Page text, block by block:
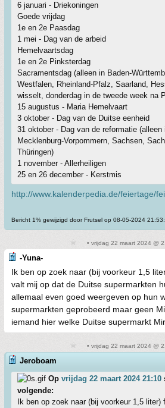
6 januari - Driekoningen
Goede vrijdag
1e en 2e Paasdag
1 mei - Dag van de arbeid
Hemelvaartsdag
1e en 2e Pinksterdag
Sacramentsdag (alleen in Baden-
Westfalen, Rheinland-Pfalz, Saarland,
wisselt, donderdag in de tweede week na
15 augustus - Maria Hemelvaart
3 oktober - Dag van de Duitse eenheid
31 oktober - Dag van de reformatie (alleen
Mecklenburg-Vorpommern, Sachsen,
Thüringen)
1 november - Allerheiligen
25 en 26 december - Kerstmis
http://www.kalenderpedia.de/feiertage/
Bericht 1% gewijzigd door Frutsel op 08-05-2024
• vrijdag 22 maart 2024 @
-Yuna-
Ik ben op zoek naar (bij voorkeur 1,5
valt mij op dat de Duitse supermarkten
allemaal even goed weergeven op hun
supermarkten geprobeerd maar geen
iemand hier welke Duitse supermarkt
• vrijdag 22 maart 2024 @
Jeroboam
Op vrijdag 22 maart 2024 21:10
volgende:
Ik ben op zoek naar (bij voorkeur 1,5